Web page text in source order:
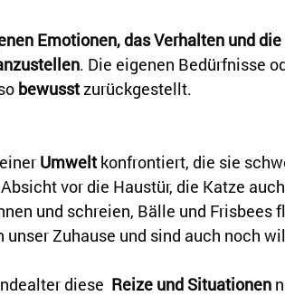
Emotionen, das Verhalten und
. Die eigenen Bedürfnisse
bewusst zurückgestellt.
Umwelt konfrontiert, die sie
vor die Haustür, die Katze
und schreien, Bälle und Frisbees
Zuhause und sind auch noch
diese Reize und Situationen